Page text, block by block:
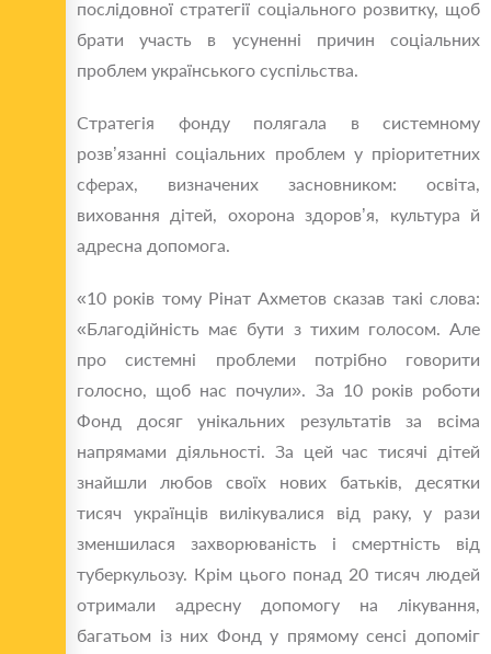
послідовної стратегії соціального розвитку, щоб
брати участь в усуненні причин соціальних
проблем українського суспільства.
Стратегія фонду полягала в системному
розв’язанні соціальних проблем у пріоритетних
сферах, визначених засновником: освіта,
виховання дітей, охорона здоров’я, культура й
адресна допомога.
«10 років тому Рінат Ахметов сказав такі слова:
«Благодійність має бути з тихим голосом. Але
про системні проблеми потрібно говорити
голосно, щоб нас почули». За 10 років роботи
Фонд досяг унікальних результатів за всіма
напрямами діяльності. За цей час тисячі дітей
знайшли любов своїх нових батьків, десятки
тисяч українців вилікувалися від раку, у рази
зменшилася захворюваність і смертність від
туберкульозу. Крім цього понад 20 тисяч людей
отримали адресну допомогу на лікування,
багатьом із них Фонд у прямому сенсі допоміг